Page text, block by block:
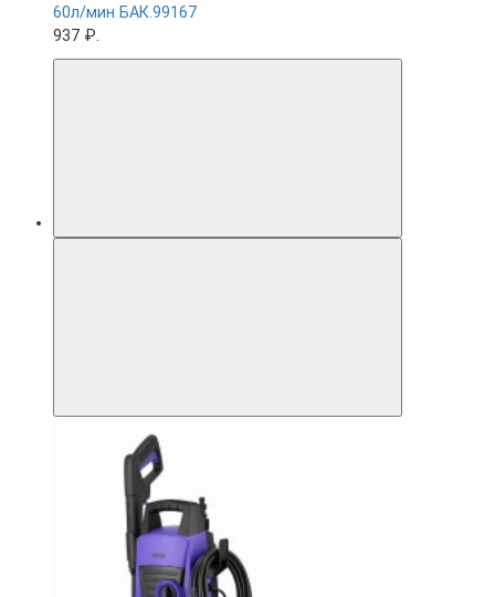
60л/мин БАК.99167
937 ₽.